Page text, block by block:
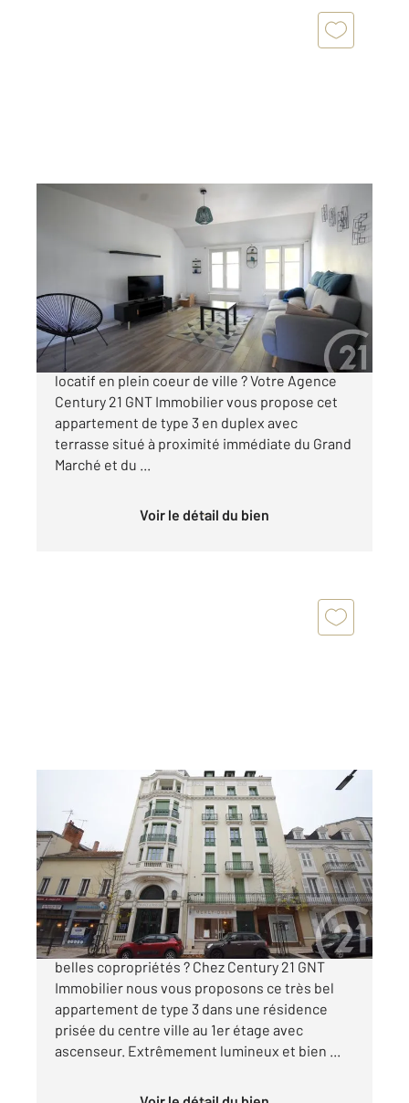
VICHY 03
, 3 pièces
Appartement T3 à vendre
140 000 €
Vous êtes à la recherche d'un investissement
locatif en plein coeur de ville ? Votre Agence
Century 21 GNT Immobilier vous propose cet
appartement de type 3 en duplex avec
terrasse situé à proximité immédiate du Grand
Marché et du ...
Voir le détail du bien
104,36 m
, 3 pièces
Ref : 1911
Appartement F3 à vendre
191 500 €
Vous aimez l'architecture vichyssoise et les
belles copropriétés ? Chez Century 21 GNT
Immobilier nous vous proposons ce très bel
appartement de type 3 dans une résidence
prisée du centre ville au 1er étage avec
ascenseur. Extrêmement lumineux et bien ...